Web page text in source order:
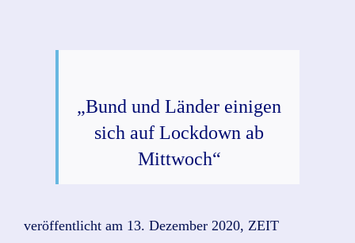
„Bund und Länder einigen
sich auf Lockdown ab
Mittwoch“
veröffentlicht am 13. Dezember 2020, ZEIT